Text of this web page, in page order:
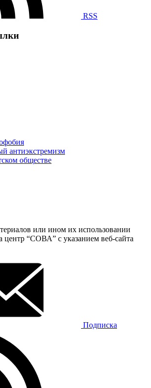
RSS
антиэкстремизм
обществе
или ином их использовании
центр “СОВА” с указанием веб-сайта
Подписка